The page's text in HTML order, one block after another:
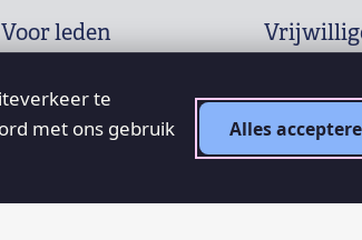
Voor leden
te
met ons gebruik
Alles